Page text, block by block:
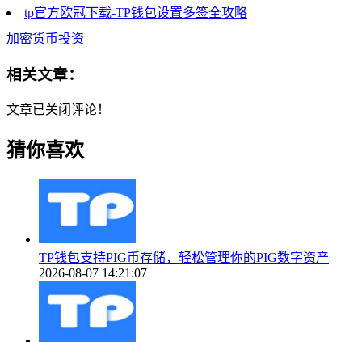
tp官方欧冠下载-TP钱包设置多签全攻略
加密货币投资
相关文章：
文章已关闭评论！
猜你喜欢
TP钱包支持PIG币存储，轻松管理你的PIG数字资产
2026-08-07 14:21:07